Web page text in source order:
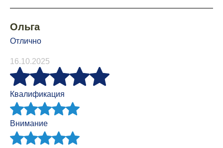
Ольга
Отлично
16.10.2025
Квалификация
Внимание